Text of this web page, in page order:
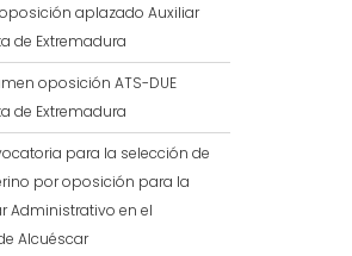
aplazado Auxiliar
de Extremadura
oposición ATS-DUE
de Extremadura
para la selección de
por oposición para la
Administrativo en el
Alcuéscar